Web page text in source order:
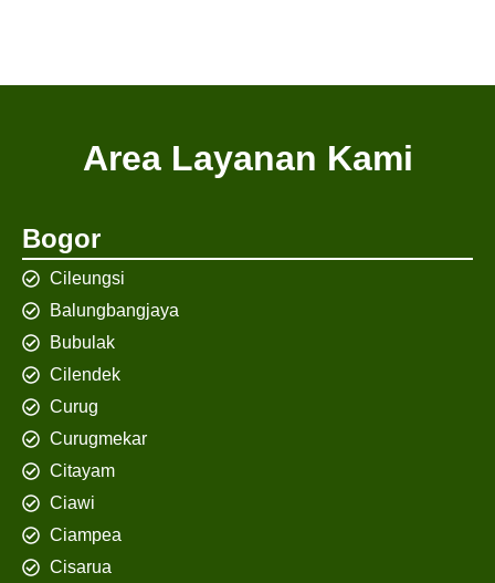
Area Layanan Kami
Bogor
Cileungsi
Balungbangjaya
Bubulak
Cilendek
Curug
Curugmekar
Citayam
Ciawi
Ciampea
Cisarua